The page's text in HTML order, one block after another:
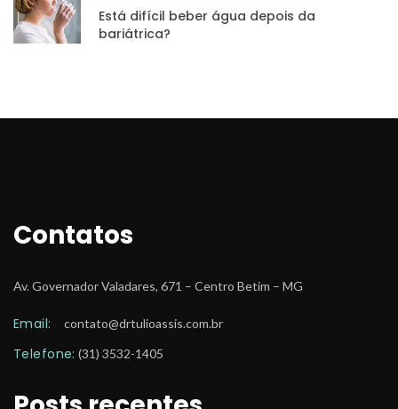
Está difícil beber água depois da
bariátrica?
Contato
Av. Governador Valadares, 671 – Centro Betim – MG
Email: contato@drtulioassis.com.br
Telefone: (31) 3532-1405